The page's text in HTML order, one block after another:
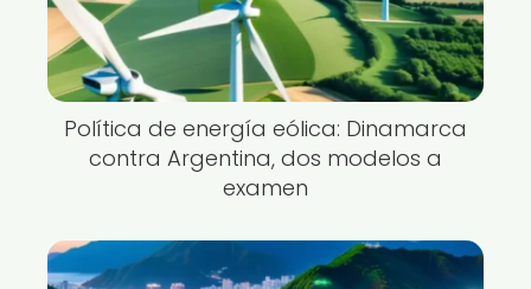
Política de energía eólica: Dinamarca
contra Argentina, dos modelos a
examen